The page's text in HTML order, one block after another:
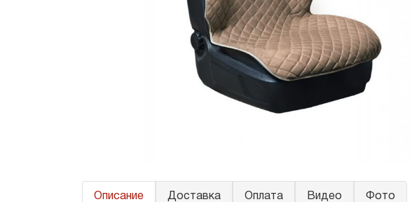
Описание Доставка Оплата Видео Фото